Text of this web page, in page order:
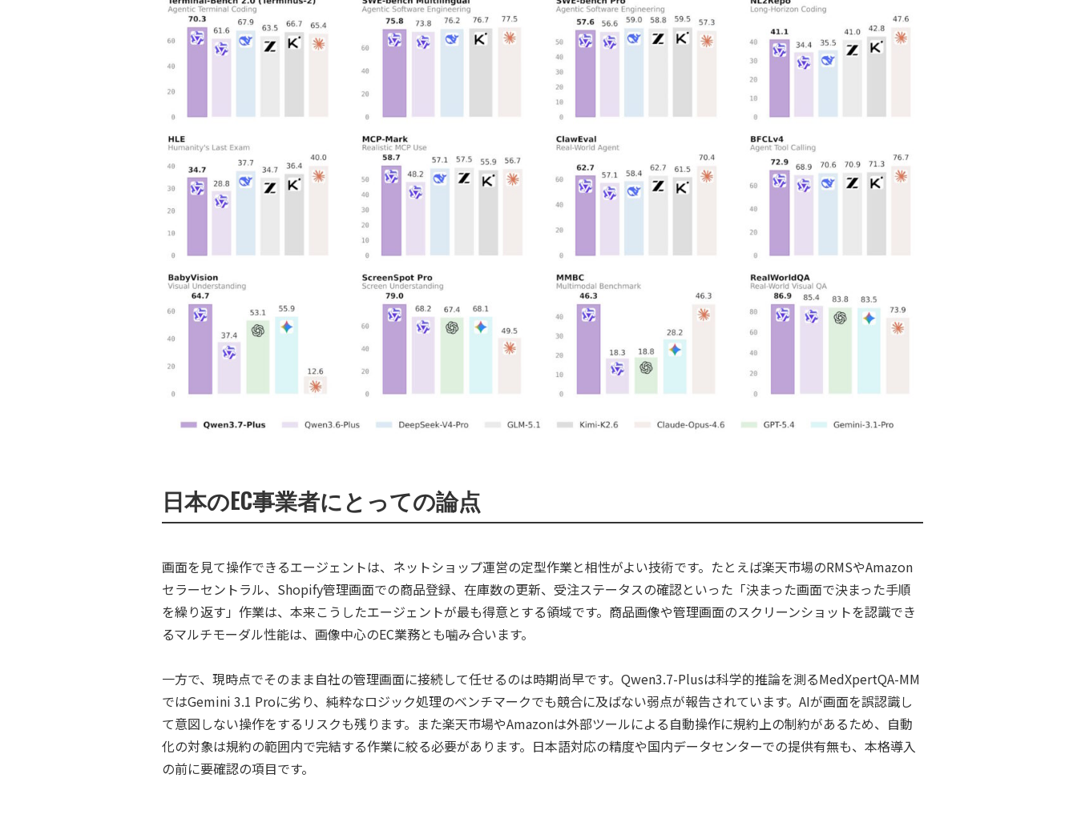
日本のEC事業者にとっての論点
画面を見て操作できるエージェントは、ネットショップ運営の定型作業と相性がよい技術です。たとえば楽天市場のRMSやAmazon
セラーセントラル、Shopify管理画面での商品登録、在庫数の更新、受注ステータスの確認といった「決まった画面で決まった手順
を繰り返す」作業は、本来こうしたエージェントが最も得意とする領域です。商品画像や管理画面のスクリーンショットを認識でき
るマルチモーダル性能は、画像中心のEC業務とも噛み合います。
一方で、現時点でそのまま自社の管理画面に接続して任せるのは時期尚早です。Qwen3.7-Plusは科学的推論を測るMedXpertQA-MM
ではGemini 3.1 Proに劣り、純粋なロジック処理のベンチマークでも競合に及ばない弱点が報告されています。AIが画面を誤認識し
て意図しない操作をするリスクも残ります。また楽天市場やAmazonは外部ツールによる自動操作に規約上の制約があるため、自動
化の対象は規約の範囲内で完結する作業に絞る必要があります。日本語対応の精度や国内データセンターでの提供有無も、本格導入
の前に要確認の項目です。